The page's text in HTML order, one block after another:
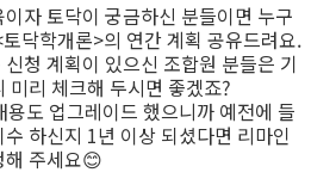
자 토닥이 궁금하신 분들이면 누구
닥학개론>의 연간 계획 공유드려요.
청 계획이 있으신 조합원 분들은 기
미리 체크해 두시면 좋겠죠?
도 업그레이드 했으니까 예전에 들
하신지 1년 이상 되셨다면 리마인
주세요😊